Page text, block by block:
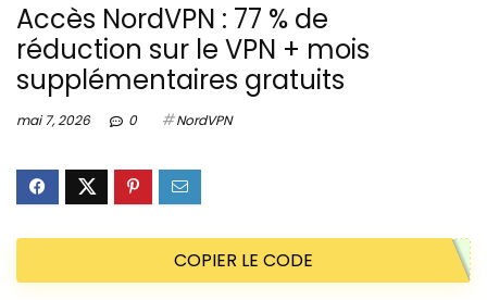
Accès NordVPN : 77 % de
réduction sur le VPN + mois
supplémentaires gratuits
mai 7, 2026 0 NordVPN
COPIER LE CODE